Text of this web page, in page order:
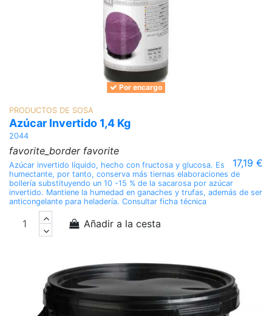
Por encargo
PRODUCTOS DE SOSA
Azúcar Invertido 1,4 Kg
2044
favorite_border favorite
17,19 €
Azúcar invertido líquido, hecho con fructosa y glucosa. Es
humectante, por tanto, conserva más tiernas elaboraciones de
bollería substituyendo un 10 -15 % de la sacarosa por azúcar
invertido. Mantiene la humedad en ganaches y trufas, además de ser
anticongelante para heladería. Consultar ficha técnica
Añadir a la cesta